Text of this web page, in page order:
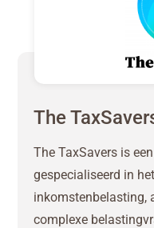
The
The TaxSavers is
gespecialiseerd in
inkomstenbelasting,
complexe